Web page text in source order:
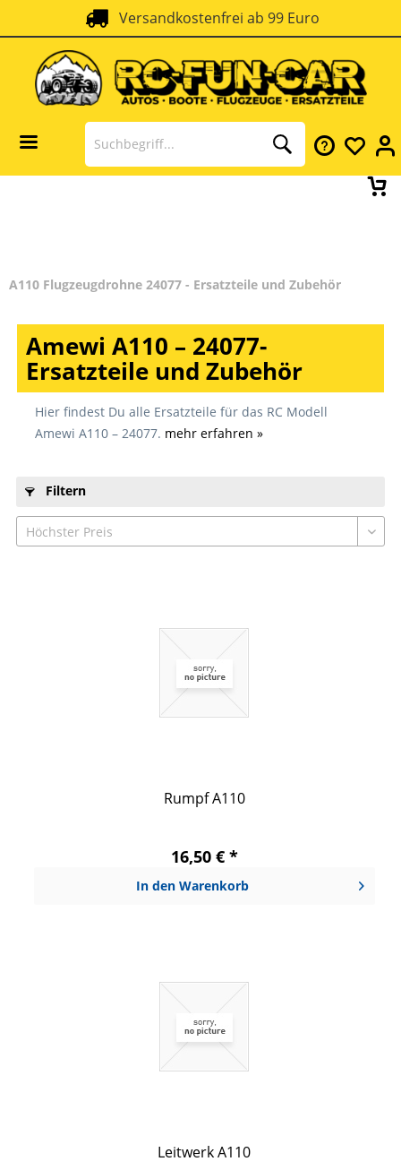
Versandkostenfrei ab 99 Euro
A110 Flugzeugdrohne 24077 - Ersatzteile und Zubehör
Amewi A110 – 24077-
Ersatzteile und Zubehör
Hier findest Du alle Ersatzteile für das RC Modell
Amewi A110 – 24077. mehr erfahren »
Filtern
Rumpf A110
16,50 € *
In den Warenkorb
Leitwerk A110